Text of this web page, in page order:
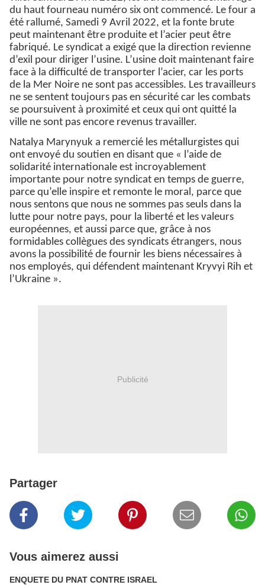
du haut fourneau numéro six ont commencé. Le four a
été rallumé, Samedi 9 Avril 2022, et la fonte brute
peut maintenant être produite et l’acier peut être
fabriqué. Le syndicat a exigé que la direction revienne
d’exil pour diriger l’usine. L’usine doit maintenant faire
face à la difficulté de transporter l’acier, car les ports
de la Mer Noire ne sont pas accessibles. Les travailleurs
ne se sentent toujours pas en sécurité car les combats
se poursuivent à proximité et ceux qui ont quitté la
ville ne sont pas encore revenus travailler.
Natalya Marynyuk a remercié les métallurgistes qui
ont envoyé du soutien en disant que « l’aide de
solidarité internationale est incroyablement
importante pour notre syndicat en temps de guerre,
parce qu’elle inspire et remonte le moral, parce que
nous sentons que nous ne sommes pas seuls dans la
lutte pour notre pays, pour la liberté et les valeurs
européennes, et aussi parce que, grâce à nos
formidables collègues des syndicats étrangers, nous
avons la possibilité de fournir les biens nécessaires à
nos employés, qui défendent maintenant Kryvyi Rih et
l’Ukraine ».
Publicité
Partager
Vous aimerez aussi
ENQUETE DU PNAT CONTRE ISRAEL